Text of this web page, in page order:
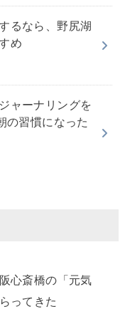
るなら、野尻湖
め
ャーナリングを
の習慣になった
心斎橋の「元気
ってきた